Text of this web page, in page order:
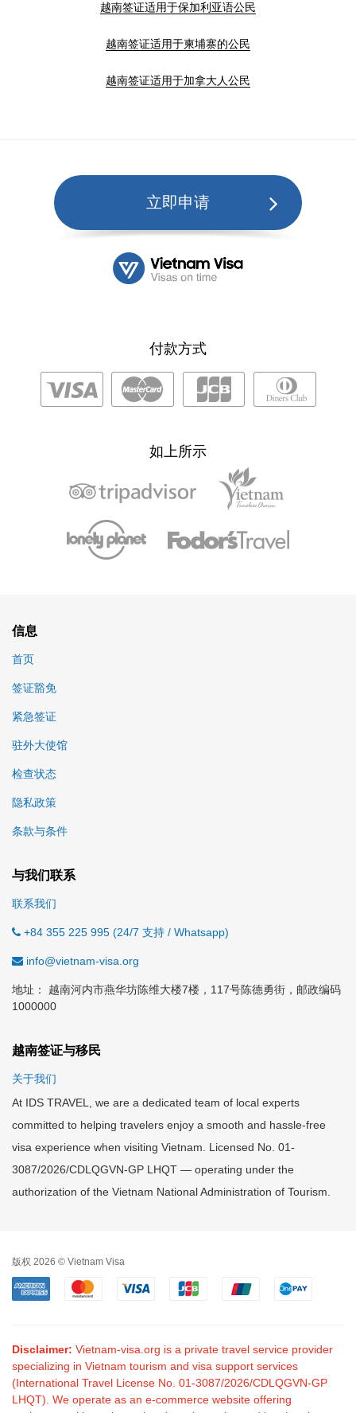
越南签证适用于保加利亚语公民
越南签证适用于柬埔寨的公民
越南签证适用于加拿大人公民
立即申请
付款方式
如上所示
信息
首页
签证豁免
紧急签证
驻外大使馆
检查状态
隐私政策
条款与条件
与我们联系
联系我们
+84 355 225 995 (24/7 支持 / Whatsapp)
info@vietnam-visa.org
地址： 越南河内市燕华坊陈维大楼7楼，117号陈德勇街，邮政编码
1000000
越南签证与移民
关于我们
At IDS TRAVEL, we are a dedicated team of local experts
committed to helping travelers enjoy a smooth and hassle-free
visa experience when visiting Vietnam. Licensed No. 01-
3087/2026/CDLQGVN-GP LHQT — operating under the
authorization of the Vietnam National Administration of Tourism.
版权 2026 © Vietnam Visa
Disclaimer: Vietnam-visa.org is a private travel service provider
specializing in Vietnam tourism and visa support services
(International Travel License No. 01-3087/2026/CDLQGVN-GP
LHQT). We operate as an e-commerce website offering